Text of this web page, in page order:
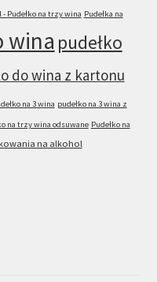
Pudełko na trzy wina Pudełka na
wina pudełko
do wina z kartonu
na 3 wina pudełko na 3 wina z
na trzy wina odsuwane Pudełko na
na alkohol